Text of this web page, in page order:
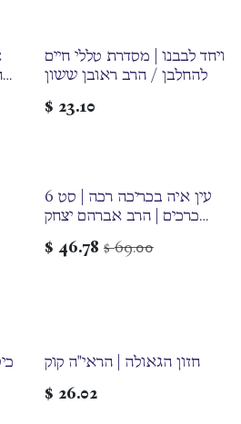
ויחד לבבנו | מסדרת טללי חיים
להחלבן / הרב ראובן ששון
$ 23.10
עין איה בכריכה רכה | סט 6
כרכים | הרב אברהם יצחק
$ 46.78 $69.00
חזון הגאולה | הראי"ה קוק
$ 26.02